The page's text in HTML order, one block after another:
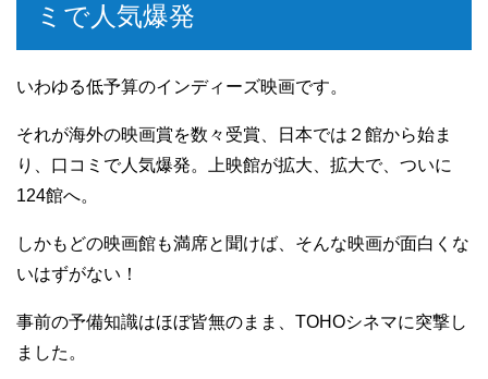
ミで人気爆発
いわゆる低予算のインディーズ映画です。
それが海外の映画賞を数々受賞、日本では２館から始ま
り、口コミで人気爆発。上映館が拡大、拡大で、ついに
124館へ。
しかもどの映画館も満席と聞けば、そんな映画が面白くな
いはずがない！
事前の予備知識はほぼ皆無のまま、TOHOシネマに突撃し
ました。